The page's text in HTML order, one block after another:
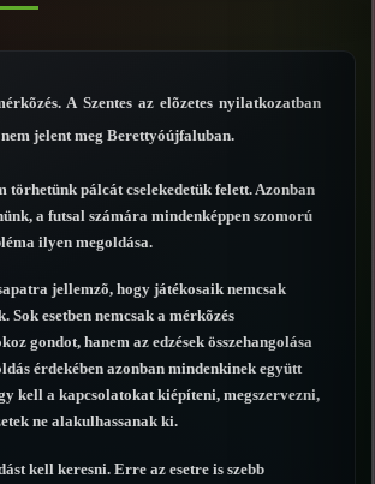
A Szentes az elõzetes nyilatkozatban
jelent meg Berettyóújfaluban.
törhetünk pálcát cselekedetük felett. Azonban
a futsal számára mindenképpen szomorú
ilyen megoldása.
jellemzõ, hogy játékosaik nemcsak
Sok esetben nemcsak a mérkõzés
gondot, hanem az edzések összehangolása
érdekében azonban mindenkinek együtt
kell a kapcsolatokat kiépíteni, megszervezni,
ne alakulhassanak ki.
kell keresni. Erre az esetre is szebb